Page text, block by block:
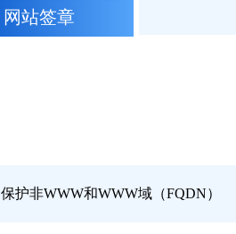
网站签章
保护非WWW和WWW域（FQDN）